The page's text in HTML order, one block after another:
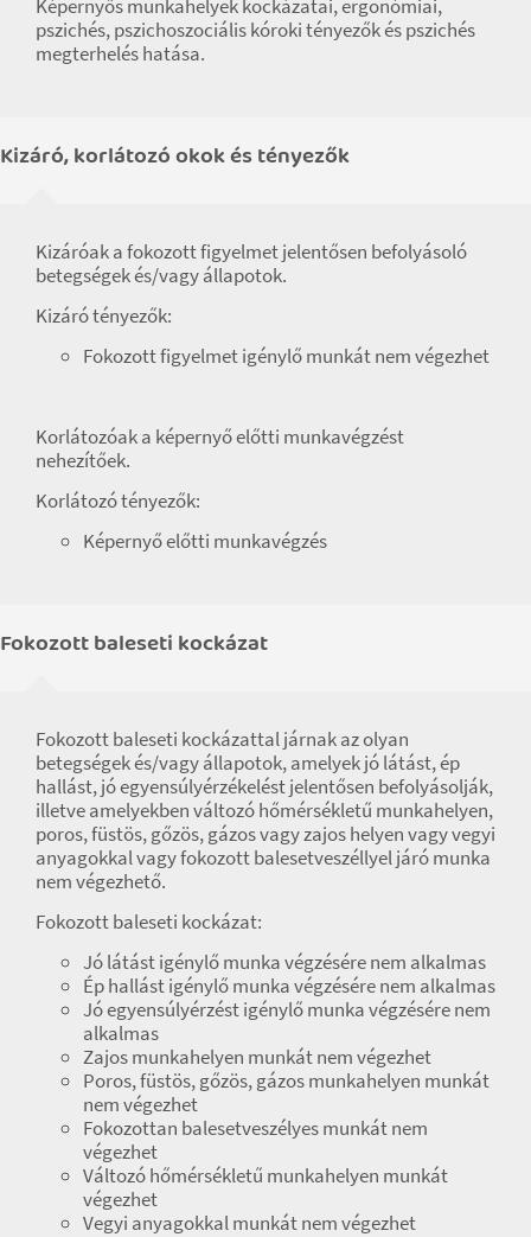
Képernyős munkahelyek kockázatai, ergonómiai,
pszichés, pszichoszociális kóroki tényezők és pszichés
megterhelés hatása.
Kizáró, korlátozó okok és tényezők
Kizáróak a fokozott figyelmet jelentősen befolyásoló
betegségek és/vagy állapotok.
Kizáró tényezők:
Fokozott figyelmet igénylő munkát nem végezhet
Korlátozóak a képernyő előtti munkavégzést
nehezítőek.
Korlátozó tényezők:
Képernyő előtti munkavégzés
Fokozott baleseti kockázat
Fokozott baleseti kockázattal járnak az olyan
betegségek és/vagy állapotok, amelyek jó látást, ép
hallást, jó egyensúlyérzékelést jelentősen befolyásolják,
illetve amelyekben változó hőmérsékletű munkahelyen,
poros, füstös, gőzös, gázos vagy zajos helyen vagy vegyi
anyagokkal vagy fokozott balesetveszéllyel járó munka
nem végezhető.
Fokozott baleseti kockázat:
Jó látást igénylő munka végzésére nem alkalmas
Ép hallást igénylő munka végzésére nem alkalmas
Jó egyensúlyérzést igénylő munka végzésére nem
alkalmas
Zajos munkahelyen munkát nem végezhet
Poros, füstös, gőzös, gázos munkahelyen munkát
nem végezhet
Fokozottan balesetveszélyes munkát nem
végezhet
Változó hőmérsékletű munkahelyen munkát
végezhet
Vegyi anyagokkal munkát nem végezhet